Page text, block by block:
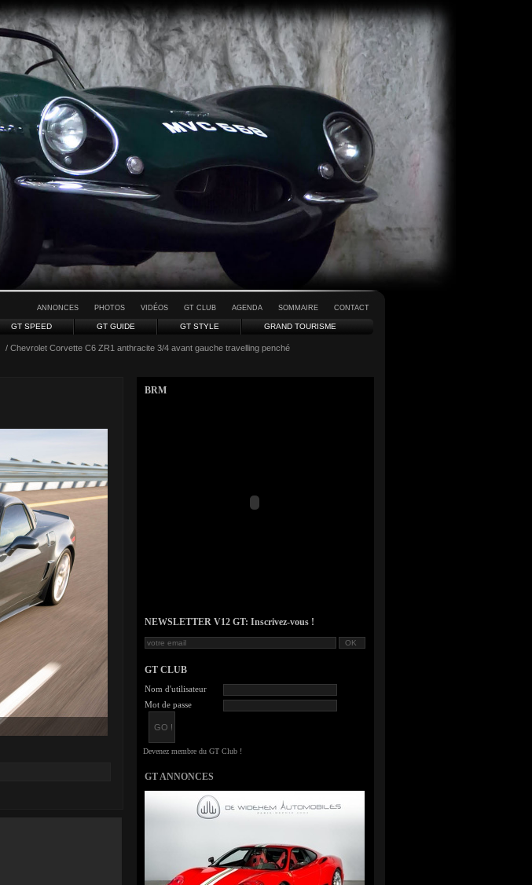
ANNONCES PHOTOS VIDÉOS GT CLUB AGENDA SOMMAIRE CONTACT
GT SPEED GT GUIDE GT STYLE GRAND TOURISME
/ Chevrolet Corvette C6 ZR1 anthracite 3/4 avant gauche travelling penché
BRM
NEWSLETTER V12 GT: Inscrivez-vous !
GT CLUB
Nom d'utilisateur
Mot de passe
GT ANNONCES